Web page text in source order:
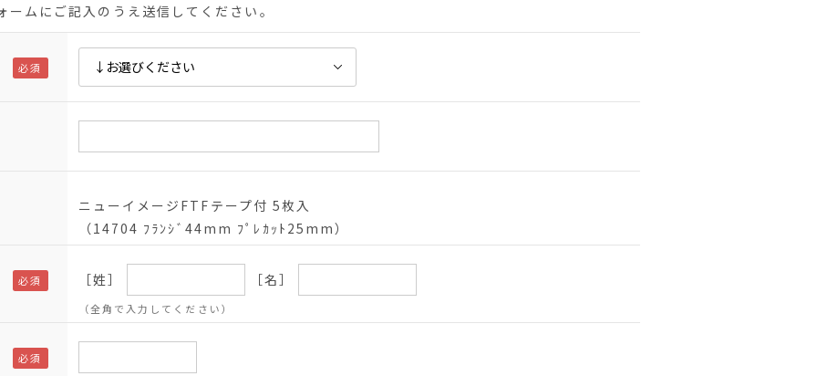
ムにご記入のうえ送信してください。
ニューイメージFTFテープ付 5枚入
（14704 ﾌﾗﾝｼﾞ44mm ﾌﾟﾚｶｯﾄ25mm）
［姓］ ［名］
（全角で入力してください）